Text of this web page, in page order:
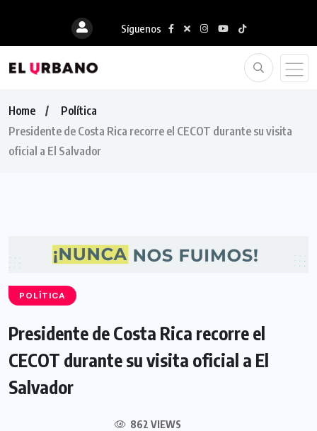
Síguenos
Home
Política
Presidente de Costa Rica recorre el CECOT durante su visita
oficial a El Salvador
POLÍTICA
Presidente de Costa Rica recorre el
CECOT durante su visita oficial a El
Salvador
862 VIEWS